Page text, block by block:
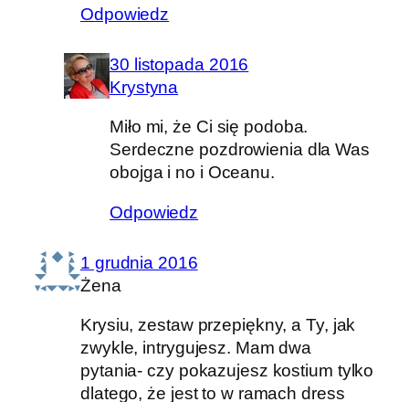
Odpowiedz
30 listopada 2016
Krystyna
Miło mi, że Ci się podoba.
Serdeczne pozdrowienia dla Was
obojga i no i Oceanu.
Odpowiedz
1 grudnia 2016
Żena
Krysiu, zestaw przepiękny, a Ty, jak
zwykle, intrygujesz. Mam dwa
pytania- czy pokazujesz kostium tylko
dlatego, że jest to w ramach dress